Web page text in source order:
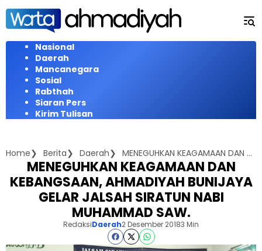
Langsung
konten
Nasional
Daerah
Mancanegara
Sosial
Rabthah
Siaran Pers
Kirim Tulisan
Home Berita Daerah MENEGUHKAN KEAGAMAAN DAN KEBANGSAAN, AHMADIYAH BUNIJAYA GELAR JALSAH SIRATUN NABI MUHAMMAD SAW.
MENEGUHKAN KEAGAMAAN DAN
KEBANGSAAN, AHMADIYAH BUNIJAYA
GELAR JALSAH SIRATUN NABI
MUHAMMAD SAW.
RedaksiDaerah2 Desember 20183 Min